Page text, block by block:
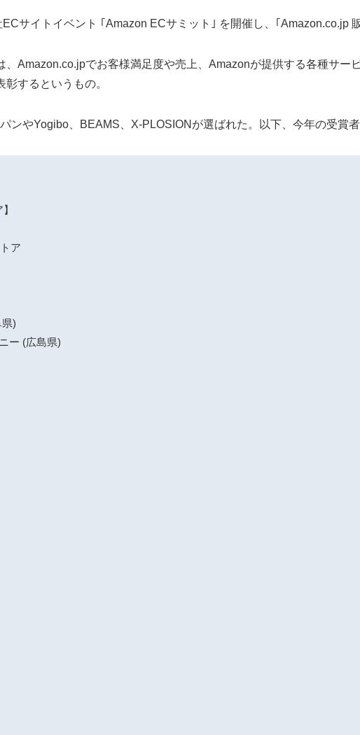
サイトイベント ｢Amazon ECサミット｣ を開催し、｢Amazon.co.jp
、Amazon.co.jpでお客様満足度や売上、Amazonが提供する各種サー
するというもの。
ンやYogibo、BEAMS、X-PLOSIONが選ばれた。以下、今年の受賞者
ア
)
ー (広島県)